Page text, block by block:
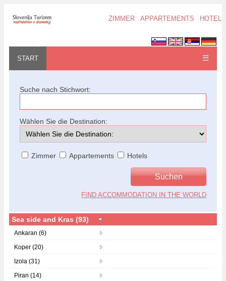
ZIMMER APPARTEMENTS HOTELS
START ☰
Suche nach Stichwort:
Wählen Sie die Destination:
Zimmer Appartements Hotels
FIND ACCOMMODATION IN THE WORLD
Sea side and Kras (93)
Ankaran (6)
Koper (20)
Izola (31)
Piran (14)